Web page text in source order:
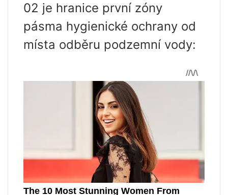
02 je hranice první zóny
pásma hygienické ochrany od
místa odběru podzemní vody: